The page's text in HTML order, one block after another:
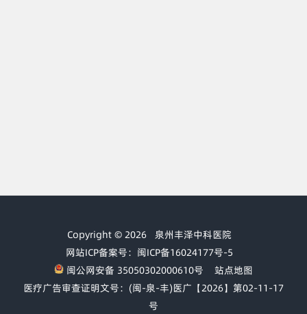
Copyright © 2026 泉州丰泽中科医院
网站ICP备案号：闽ICP备16024177号-5
闽公网安备 35050302000610号
站点地图
医疗广告审查证明文号：(闽-泉-丰)医广【2026】第02-11-17
号